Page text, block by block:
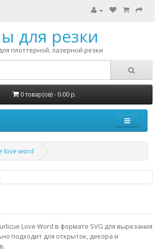
для резки
плоттерной, лазерной резки
0 товар(ов) - 0.00 р.
love word
Love Word в формате SVG для вырезания
подходит для открыток, декора и